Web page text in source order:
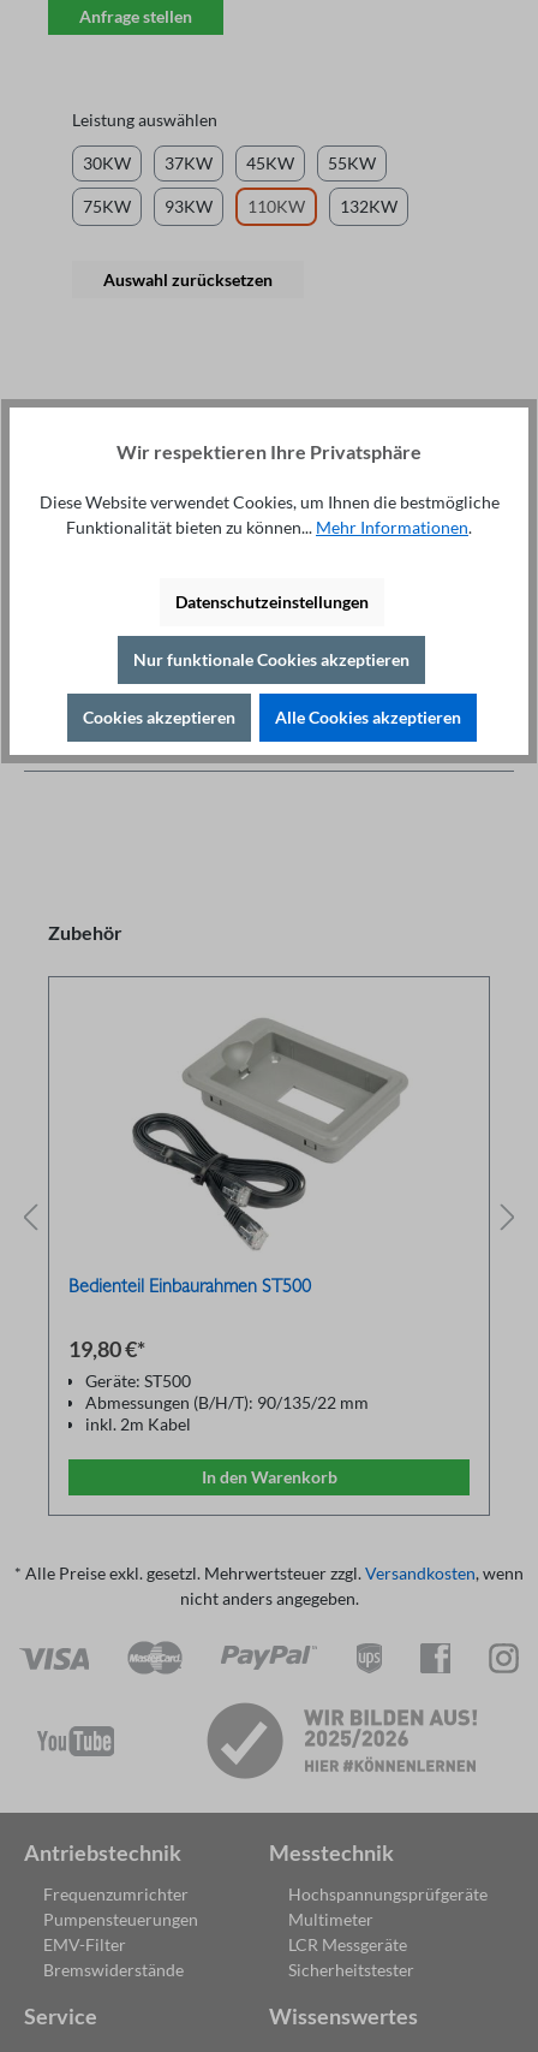
Anfrage stellen
Leistung auswählen
30KW 37KW 45KW 55KW
75KW 93KW 110KW 132KW
Auswahl zurücksetzen
Details
Highlights Leistung: 110KW Eingangsstrom: 130 A
Ausgangsstrom: 125 A Eingangsfrequenzbereich: 50Hz /
60Hz ( ± 5%) Spannung…Mehr
Downloads
Zubehör
Zubehör
Bedienteil Einbaurahmen ST500
19,80 €*
Geräte: ST500
Abmessungen (B/H/T): 90/135/22 mm
inkl. 2m Kabel
In den Warenkorb
* Alle Preise exkl. gesetzl. Mehrwertsteuer zzgl. Versandkosten, wenn
nicht anders angegeben.
Antriebstechnik
Frequenzumrichter
Pumpensteuerungen
EMV-Filter
Bremswiderstände
Messtechnik
Hochspannungsprüfgeräte
Multimeter
LCR Messgeräte
Sicherheitstester
Service Wissenswertes
Wir respektieren Ihre Privatsphäre
Diese Website verwendet Cookies, um Ihnen die bestmögliche
Funktionalität bieten zu können... Mehr Informationen.
Datenschutzeinstellungen
Nur funktionale Cookies akzeptieren
Cookies akzeptieren Alle Cookies akzeptieren